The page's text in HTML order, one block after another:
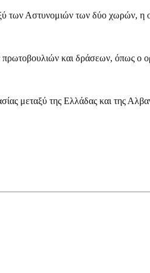
των Αστυνομιών των δύο χωρών, η
και δράσεων, όπως ο
της Ελλάδας και της